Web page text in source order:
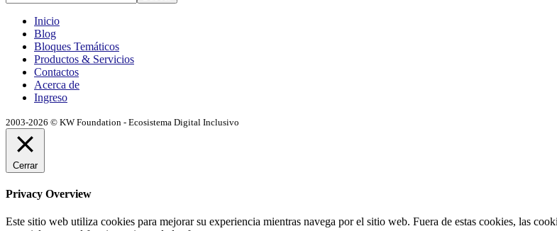
Inicio
Blog
Bloques Temáticos
Productos & Servicios
Contactos
Acerca de
Ingreso
2003-2026 © KW Foundation - Ecosistema Digital Inclusivo
Cerrar
Privacy Overview
Este sitio web utiliza cookies para mejorar su experiencia mientras navega por el sitio web. Fuera de estas cookies, las